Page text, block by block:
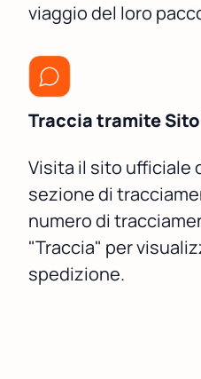
viaggio del loro
Traccia tramite
Visita il sito ufficiale
sezione di
numero di
"Traccia" per
spedizione.